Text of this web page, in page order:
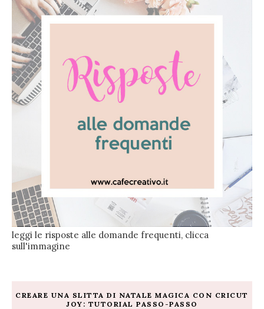
leggi le risposte alle domande frequenti, clicca
sull'immagine
CREARE UNA SLITTA DI NATALE MAGICA CON CRICUT
JOY: TUTORIAL PASSO-PASSO